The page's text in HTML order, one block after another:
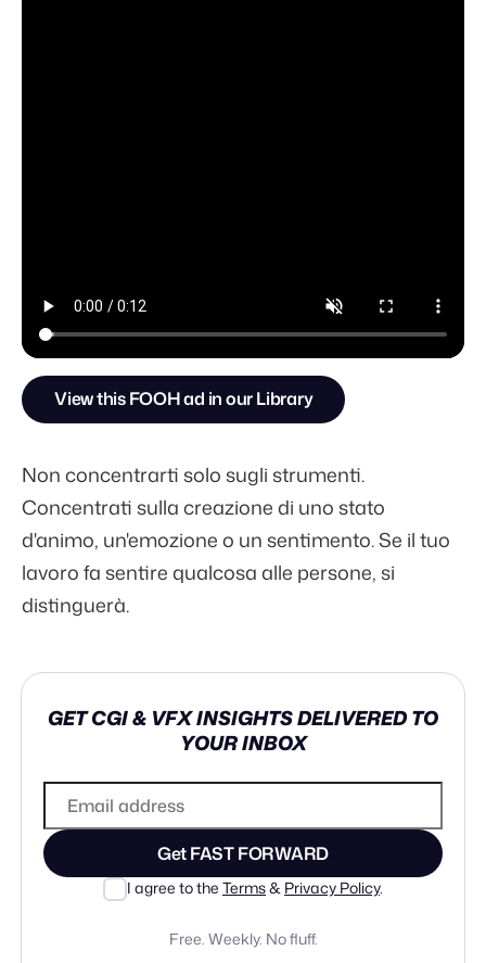
View this FOOH ad in our Library
Non concentrarti solo sugli strumenti.
Concentrati sulla creazione di uno stato
d'animo, un'emozione o un sentimento. Se il tuo
lavoro fa sentire qualcosa alle persone, si
distinguerà.
GET CGI & VFX INSIGHTS DELIVERED TO
YOUR INBOX
Get FAST FORWARD
I agree to the Terms& Privacy Policy.
Free. Weekly. No fluff.